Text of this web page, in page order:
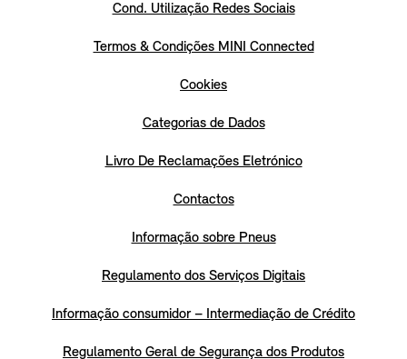
Cond. Utilização Redes Sociais
Termos & Condições MINI Connected
Cookies
Categorias de Dados
Livro De Reclamações Eletrónico
Contactos
Informação sobre Pneus
Regulamento dos Serviços Digitais
Informação consumidor – Intermediação de Crédito
Regulamento Geral de Segurança dos Produtos